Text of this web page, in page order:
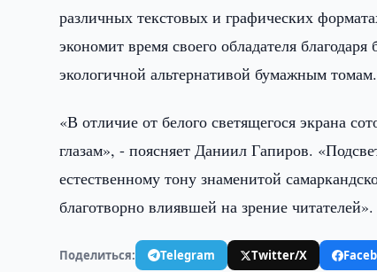
различных текстовых и графических
экономит время своего обладателя
экологичной альтернативой бумажным томам.
«В отличие от белого светящегося экрана
глазам», - поясняет Даниил Гапиров.
естественному тону знаменитой
благотворно влиявшей на зрение читателей».
Поделиться: Telegram Twitter/X